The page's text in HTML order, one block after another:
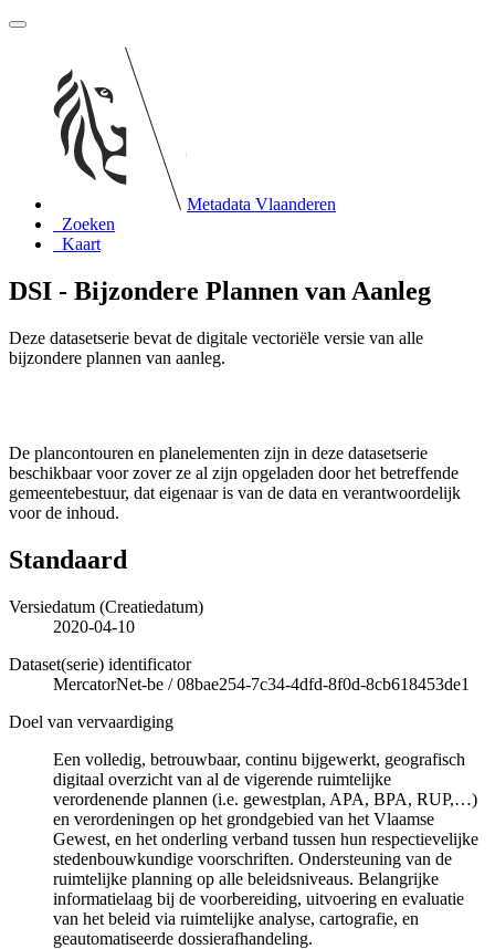
Metadata Vlaanderen
Zoeken
Kaart
DSI - Bijzondere Plannen van Aanleg
Deze datasetserie bevat de digitale vectoriële versie van alle
bijzondere plannen van aanleg.
De plancontouren en planelementen zijn in deze datasetserie
beschikbaar voor zover ze al zijn opgeladen door het betreffende
gemeentebestuur, dat eigenaar is van de data en verantwoordelijk
voor de inhoud.
Standaard
Versiedatum (Creatiedatum)
2020-04-10
Dataset(serie) identificator
MercatorNet-be /08bae254-7c34-4dfd-8f0d-8cb618453de1
Doel van vervaardiging
Een volledig, betrouwbaar, continu bijgewerkt, geografisch
digitaal overzicht van al de vigerende ruimtelijke
verordenende plannen (i.e. gewestplan, APA, BPA, RUP,…)
en verordeningen op het grondgebied van het Vlaamse
Gewest, en het onderling verband tussen hun respectievelijke
stedenbouwkundige voorschriften. Ondersteuning van de
ruimtelijke planning op alle beleidsniveaus. Belangrijke
informatielaag bij de voorbereiding, uitvoering en evaluatie
van het beleid via ruimtelijke analyse, cartografie, en
geautomatiseerde dossierafhandeling.